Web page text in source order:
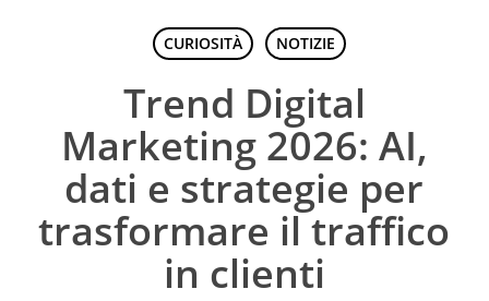
CURIOSITÀ NOTIZIE
Trend Digital
Marketing 2026: AI,
dati e strategie per
trasformare il traffico
in clienti